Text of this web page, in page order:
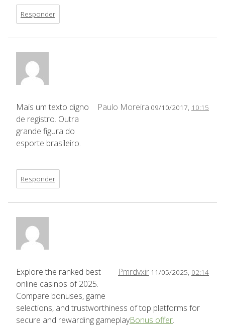
Responder
Paulo Moreira 09/10/2017, 10:15
Mais um texto digno
de registro. Outra
grande figura do
esporte brasileiro.
Responder
Pmrdvxir 11/05/2025, 02:14
Explore the ranked best
online casinos of 2025.
Compare bonuses, game
selections, and trustworthiness of top platforms for
secure and rewarding gameplayBonus offer.